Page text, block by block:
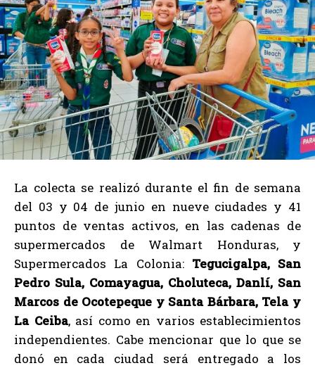
La colecta se realizó durante el fin de semana
del 03 y 04 de junio en nueve ciudades y 41
puntos de ventas activos, en las cadenas de
supermercados de Walmart Honduras, y
Supermercados La Colonia: Tegucigalpa, San
Pedro Sula, Comayagua, Choluteca, Danlí, San
Marcos de Ocotepeque y Santa Bárbara, Tela y
La Ceiba, así como en varios establecimientos
independientes. Cabe mencionar que lo que se
donó en cada ciudad será entregado a los